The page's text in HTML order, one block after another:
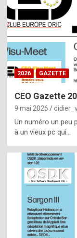
2026 GAZETTE
CEO Gazette
9 mai 2026
Un numéro un peu
à un vieux pc qui…